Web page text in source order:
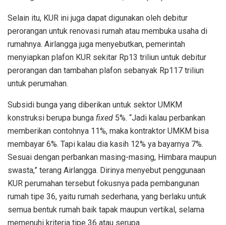
Selain itu, KUR ini juga dapat digunakan oleh debitur
perorangan untuk renovasi rumah atau membuka usaha di
rumahnya. Airlangga juga menyebutkan, pemerintah
menyiapkan plafon KUR sekitar Rp13 triliun untuk debitur
perorangan dan tambahan plafon sebanyak Rp117 triliun
untuk perumahan.
Subsidi bunga yang diberikan untuk sektor UMKM
konstruksi berupa bunga fixed 5%. “Jadi kalau perbankan
memberikan contohnya 11%, maka kontraktor UMKM bisa
membayar 6%. Tapi kalau dia kasih 12% ya bayarnya 7%.
Sesuai dengan perbankan masing-masing, Himbara maupun
swasta,” terang Airlangga. Dirinya menyebut penggunaan
KUR perumahan tersebut fokusnya pada pembangunan
rumah tipe 36, yaitu rumah sederhana, yang berlaku untuk
semua bentuk rumah baik tapak maupun vertikal, selama
memenuhi kriteria tipe 36 atau serupa.